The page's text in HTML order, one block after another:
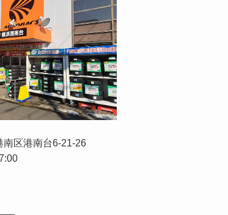
南区港南台6-21-26